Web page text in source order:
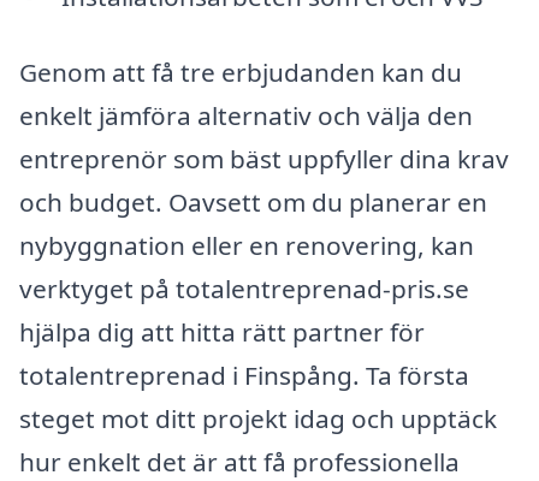
Genom att få tre erbjudanden kan du
enkelt jämföra alternativ och välja den
entreprenör som bäst uppfyller dina krav
och budget. Oavsett om du planerar en
nybyggnation eller en renovering, kan
verktyget på totalentreprenad-pris.se
hjälpa dig att hitta rätt partner för
totalentreprenad i Finspång. Ta första
steget mot ditt projekt idag och upptäck
hur enkelt det är att få professionella